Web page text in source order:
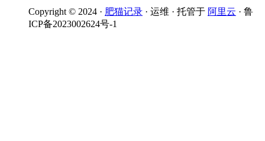
Copyright © 2024 · 肥猫记录 · 运维 · 托管于 阿里云 · 鲁
ICP备2023002624号-1